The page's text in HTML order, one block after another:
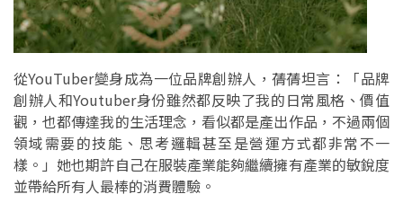
從YouTuber變身成為一位品牌創辦人，蒨蒨坦言：「品牌
創辦人和Youtuber身份雖然都反映了我的日常風格、價值
觀，也都傳達我的生活理念，看似都是產出作品，不過兩個
領域需要的技能、思考邏輯甚至是營運方式都非常不一
樣。」她也期許自己在服裝產業能夠繼續擁有產業的敏銳度
並帶給所有人最棒的消費體驗。